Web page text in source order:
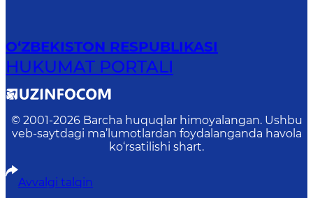
O‘ZBEKISTON RESPUBLIKASI
HUKUMAT PORTALI
© 2001-2026 Barcha huquqlar himoyalangan. Ushbu
veb-saytdagi ma’lumotlardan foydalanganda havola
ko‘rsatilishi shart.
Avvalgi talqin